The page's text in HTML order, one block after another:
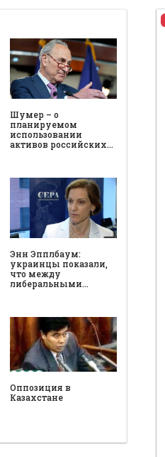
Шумер – о
планируемом
использовании
активов российских…
Энн Эпплбаум:
украинцы показали,
что между
либеральными…
Оппозиция в
Казахстане